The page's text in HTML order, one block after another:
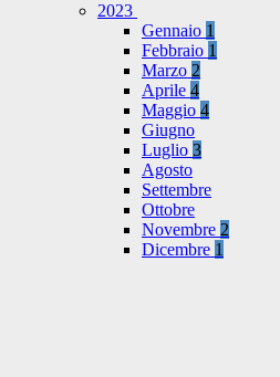
2023
Gennaio 1
Febbraio 1
Marzo 2
Aprile 4
Maggio 4
Giugno
Luglio 3
Agosto
Settembre
Ottobre
Novembre 2
Dicembre 1